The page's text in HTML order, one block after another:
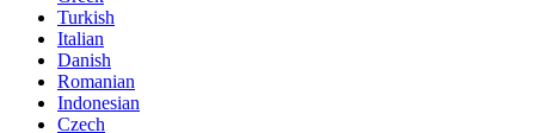
Turkish
Italian
Danish
Romanian
Indonesian
Czech